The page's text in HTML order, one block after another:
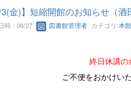
金)】短縮開館のお知らせ（酒
時 : 06/27 図書館管理者カテゴリ:本館
終日休講の
ご不便をおかけい